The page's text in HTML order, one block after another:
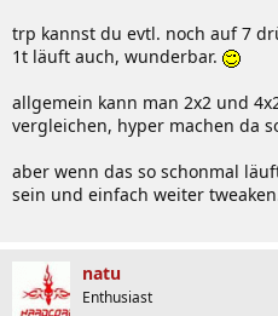
trp kannst du evtl. noch auf 7
1t läuft auch, wunderbar.
allgemein kann man 2x2 und
vergleichen, hyper machen da
aber wenn das so schonmal
sein und einfach weiter
natu
Enthusiast